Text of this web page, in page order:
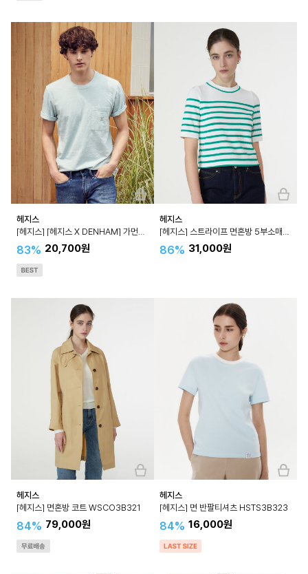
헤지스
83% 20,700원
헤지스
86% 31,000원
헤지스
[헤지스] 면혼방 코트 WSCO3B321
84% 79,000원
헤지스
[헤지스] 면 반팔티셔츠 HSTS3B323
84% 16,000원